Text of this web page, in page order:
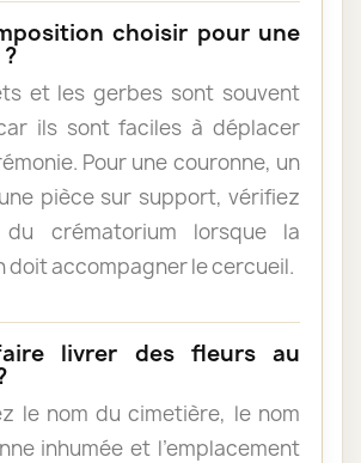
choisir pour une
et les gerbes sont souvent
ils sont faciles à déplacer
Pour une couronne, un
pièce sur support, vérifiez
crématorium lorsque la
doit accompagner le cercueil.
livrer des fleurs au
le nom du cimetière, le nom
inhumée et l’emplacement